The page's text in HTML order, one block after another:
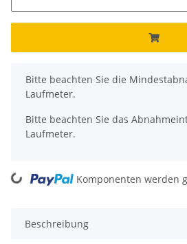
x
Bitte beachten Sie die
Laufmeter.
Bitte beachten Sie das
Laufmeter.
Komponenten werden
Beschreibung